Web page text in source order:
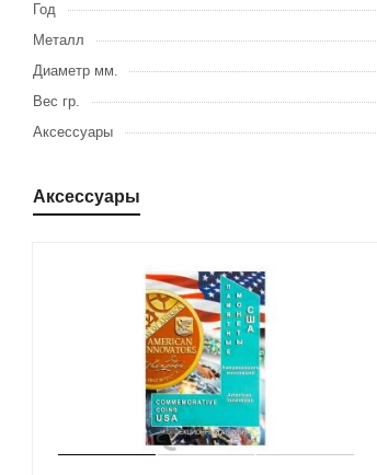
Год
Металл
Диаметр мм.
Вес гр.
Аксессуары
Аксессуары